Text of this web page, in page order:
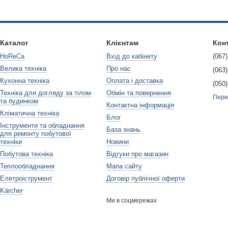
газової горілки переконайтеся, що вона має вбудовані
газових горілок
газових горілок для пайки холодильників. Декілька
своїми якісними і надійними газовими горілками, які
бренду відрізняються стильним дизайном і високою
відома своїми надійними і довговічними газовими горілками,
остаточний вибір, варто звернути увагу на деякі додаткові
горілку в мобільних умовах або переносити її з
зручною для транспортування.
на наявність додаткових аксесуарів і функцій. Деякі газові
насадками для різних видів пайки. Оберіть модель,
Каталог
HoReCa
Велика техніка
Кухонна техніка
Техніка для догляду за тілом
та будинком
Кліматична техніка
Інструменти та обладнання
для ремонту побутової
техніки
Побутова техніка
Теплообладнання
Елетроіструмент
Kärcher
Клієнтам
Вхід до кабінету
Про нас
Оплата і доставка
Обмін та повернення
Контактна інформація
Блог
База знань
Новини
Відгуки про магазин
Мапа сайту
Договір публічної оферти
Ми в соцмережах